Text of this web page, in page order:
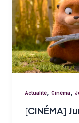
Actualité, Cinéma,
[CINÉMA]